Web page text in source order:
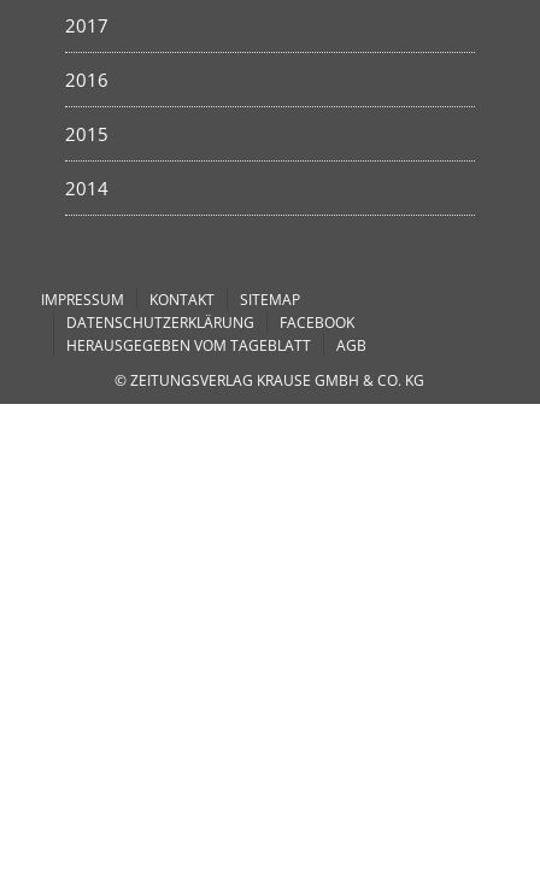
2017
2016
2015
2014
IMPRESSUM KONTAKT
SITEMAP
DATENSCHUTZERKLÄRUNG
FACEBOOK
HERAUSGEGEBEN VOM TAGEBLATT
AGB
© ZEITUNGSVERLAG KRAUSE GMBH & CO. KG